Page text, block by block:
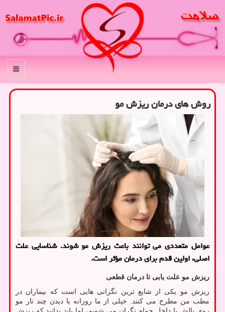
منو
روش های درمان ریزش مو
عوامل متعددی می توانند باعث ریزش مو شوند. شناسایی علت
اصلی، اولین قدم برای درمان مؤثر است.
ریزش مو علت یابی تا درمان قطعی
ریزش مو یکی از شایع ترین نگرانی هایی است که بیماران در
مطب من مطرح می کنند. خیلی از ما روزانه با دیدن چند تار مو